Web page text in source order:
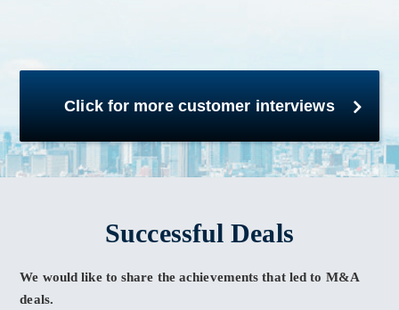
Click for more customer interviews
Successful Deals
We would like to share the achievements that led to M&A
deals.